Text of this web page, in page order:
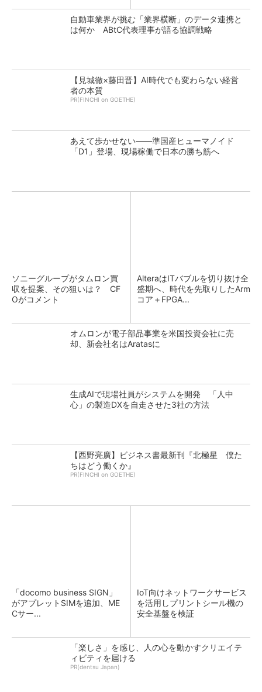
自動車業界が挑む「業界横断」のデータ連携と
は何か ABtC代表理事が語る協調戦略
【見城徹×藤田晋】AI時代でも変わらない経営
者の本質
PR(FINCHI on GOETHE)
あえて歩かせない――準国産ヒューマノイド
「D1」登場、現場稼働で日本の勝ち筋へ
ソニーグループがタムロン買
収を提案、その狙いは？ CF
Oがコメント
AlteraはITバブルを切り抜け全
盛期へ、時代を先取りしたArm
コア＋FPGA...
オムロンが電子部品事業を米国投資会社に売
却、新会社名はAratasに
生成AIで現場社員がシステムを開発 「人中
心」の製造DXを自走させた3社の方法
【西野亮廣】ビジネス書最新刊『北極星 僕た
ちはどう働くか』
PR(FINCHI on GOETHE)
「docomo business SIGN」
がアプレットSIMを追加、ME
Cサー...
IoT向けネットワークサービス
を活用しプリントシール機の
安全基盤を検証
「楽しさ」を感じ、人の心を動かすクリエイテ
ィビティを届ける
PR(dentsu Japan)